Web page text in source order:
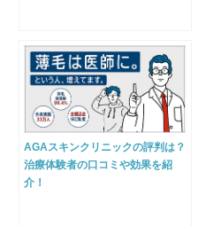
AGAスキンクリニックの評判は？
治療体験者の口コミや効果を紹
介！